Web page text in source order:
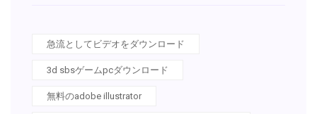
急流としてビデオをダウンロード
3d sbsゲームpcダウンロード
無料のadobe illustrator